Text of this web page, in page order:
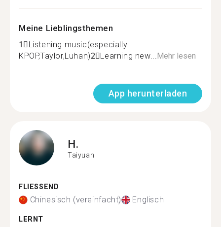
Meine Lieblingsthemen
1⃣️Listening music(especially
KPOP,Taylor,Luhan)2⃣️Learning new... Mehr lesen
App herunterladen
H.
Taiyuan
FLIESSEND
Chinesisch (vereinfacht) Englisch
LERNT